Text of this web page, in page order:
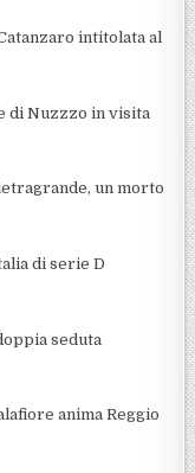
intitolata al
di Nuzzzo in visita
un morto
di serie D
seduta
anima Reggio